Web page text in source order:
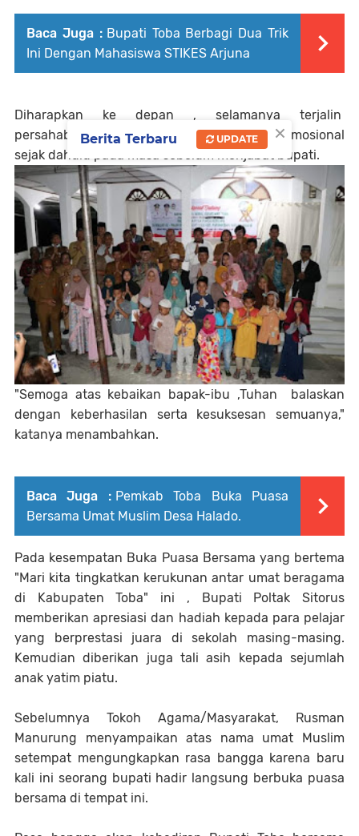
Baca Juga : Bupati Toba Berbagi Dua Trik
Ini Dengan Mahasiswa STIKES Arjuna
Diharapkan ke depan , selamanya terjalin
persahabatan ,apalagi telah ada ikatan emosional
sejak dahulu pada masa sebelum menjabat bupati.
"Semoga atas kebaikan bapak-ibu ,Tuhan balaskan
dengan keberhasilan serta kesuksesan semuanya,"
katanya menambahkan.
Baca Juga : Pemkab Toba Buka Puasa
Bersama Umat Muslim Desa Halado.
Pada kesempatan Buka Puasa Bersama yang bertema
"Mari kita tingkatkan kerukunan antar umat beragama
di Kabupaten Toba" ini , Bupati Poltak Sitorus
memberikan apresiasi dan hadiah kepada para pelajar
yang berprestasi juara di sekolah masing-masing.
Kemudian diberikan juga tali asih kepada sejumlah
anak yatim piatu.
Sebelumnya Tokoh Agama/Masyarakat, Rusman
Manurung menyampaikan atas nama umat Muslim
setempat mengungkapkan rasa bangga karena baru
kali ini seorang bupati hadir langsung berbuka puasa
bersama di tempat ini.
×
Berita Terbaru UPDATE